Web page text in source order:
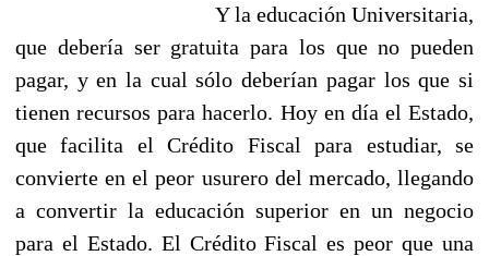
Y la educación Universitaria,
que debería ser gratuita para los que no pueden
pagar, y en la cual sólo deberían pagar los que si
tienen recursos para hacerlo. Hoy en día el Estado,
que facilita el Crédito Fiscal para estudiar, se
convierte en el peor usurero del mercado, llegando
a convertir la educación superior en un negocio
para el Estado. El Crédito Fiscal es peor que una